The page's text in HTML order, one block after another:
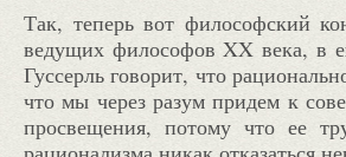
Так, теперь вот философский
ведущих философовXXвека, в
Гуссерль говорит, что
что мы через разум придем к
просвещения, потому что ее